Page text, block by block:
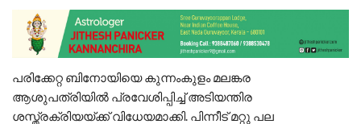
പരിക്കേറ്റ ബിനോയിയെ കുന്നംകുളം മലങ്കര
ആശുപത്രിയില്‍ പ്രവേശിപ്പിച്ച് അടിയന്തിര
ശസ്ത്രക്രിയയ്ക്ക് വിധേയമാക്കി. പിന്നീട് മറ്റു പല